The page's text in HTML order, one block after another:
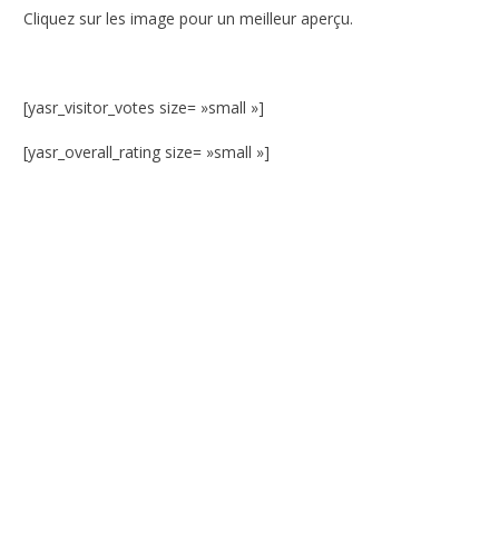
Cliquez sur les image pour un meilleur aperçu.
[yasr_visitor_votes size= »small »]
[yasr_overall_rating size= »small »]